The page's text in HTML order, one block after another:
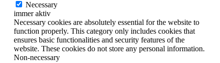
Necessary
immer aktiv
Necessary cookies are absolutely essential for the website to
function properly. This category only includes cookies that
ensures basic functionalities and security features of the
website. These cookies do not store any personal information.
Non-necessary